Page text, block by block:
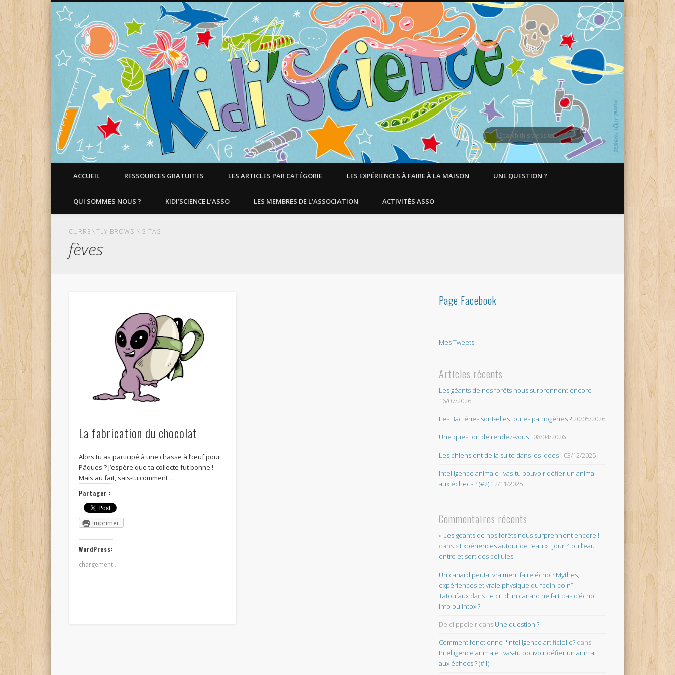
Faire aimer les Sciences aux Enfants !
ACCUEIL RESSOURCES GRATUITES LES ARTICLES PAR CATÉGORIE LES EXPÉRIENCES À FAIRE À LA MAISON UNE QUESTION ?
QUI SOMMES NOUS ? KIDI’SCIENCE L’ASSO LES MEMBRES DE L’ASSOCIATION ACTIVITÉS ASSO
CURRENTLY BROWSING TAG
fèves
La fabrication du chocolat
Alors tu as participé à une chasse à l’œuf pour
Pâques ? J’espère que ta collecte fut bonne !
Mais au fait, sais-tu comment …
Partager :
Imprimer
WordPress:
chargement…
Page Facebook
Mes Tweets
Articles récents
Les géants de nos forêts nous surprennent encore !
16/07/2026
Les Bactéries sont-elles toutes pathogènes ?20/05/2026
Une question de rendez-vous ! 08/04/2026
Les chiens ont de la suite dans les idées ! 03/12/2025
Intelligence animale : vas-tu pouvoir défier un animal
aux échecs ? (#2) 12/11/2025
Commentaires récents
» Les géants de nos forêts nous surprennent encore !
dans « Expériences autour de l’eau » : Jour 4 ou l’eau
entre et sort des cellules
Un canard peut-il vraiment faire écho ? Mythes,
expériences et vraie physique du “coin-coin” -
Tatoufaux dans Le cri d’un canard ne fait pas d’écho :
info ou intox ?
De clippeleir dans Une question ?
Comment fonctionne l'intelligence artificielle? dans
Intelligence animale : vas-tu pouvoir défier un animal
aux échecs ? (#1)